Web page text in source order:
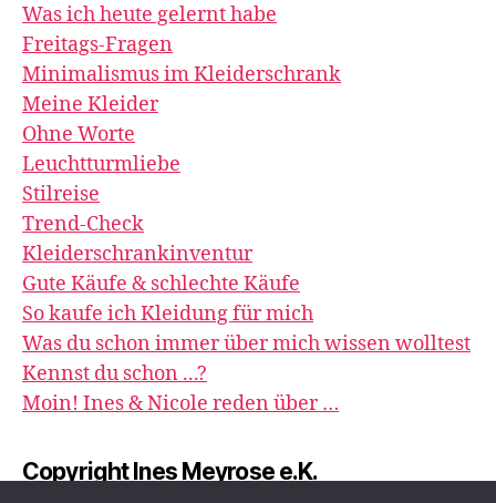
Was ich heute gelernt habe
Freitags-Fragen
Minimalismus im Kleiderschrank
Meine Kleider
Ohne Worte
Leuchtturmliebe
Stilreise
Trend-Check
Kleiderschrankinventur
Gute Käufe & schlechte Käufe
So kaufe ich Kleidung für mich
Was du schon immer über mich wissen wolltest
Kennst du schon ...?
Moin! Ines & Nicole reden über …
Copyright Ines Meyrose e.K.